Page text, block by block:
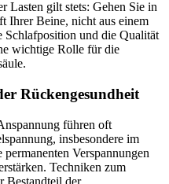
Lasten gilt stets: Gehen Sie in
Ihrer Beine, nicht aus einem
Schlafposition und die Qualität
wichtige Rolle für die
Rückengesundheit
führen oft
insbesondere im
Verspannungen
Techniken zum
Bestandteil der